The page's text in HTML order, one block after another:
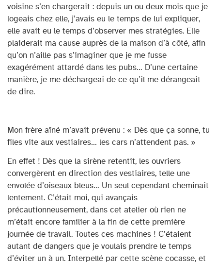
voisine s’en chargerait : depuis un ou deux mois que je
logeais chez elle, j’avais eu le temps de lui expliquer,
elle avait eu le temps d’observer mes stratégies. Elle
plaiderait ma cause auprès de la maison d’à côté, afin
qu’on n’aille pas s’imaginer que je me fusse
exagérément attardé dans les pubs… D’une certaine
manière, je me déchargeai de ce qu’il me dérangeait
de dire.
Mon frère aîné m’avait prévenu : « Dès que ça sonne, tu
files vite aux vestiaires… les cars n’attendent pas. »
En effet ! Dès que la sirène retentit, les ouvriers
convergèrent en direction des vestiaires, telle une
envolée d’oiseaux bleus… Un seul cependant cheminait
lentement. C’était moi, qui avançais
précautionneusement, dans cet atelier où rien ne
m’était encore familier à la fin de cette première
journée de travail. Toutes ces machines ! C’étaient
autant de dangers que je voulais prendre le temps
d’éviter un à un. Interpellé par cette scène cocasse, et